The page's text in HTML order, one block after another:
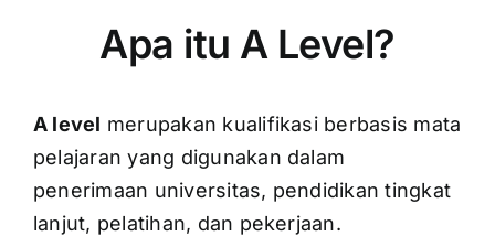
Apa itu A Level?
A level merupakan kualifikasi berbasis mata
pelajaran yang digunakan dalam
penerimaan universitas, pendidikan tingkat
lanjut, pelatihan, dan pekerjaan.